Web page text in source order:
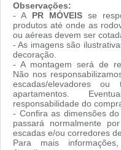
Observações:
- A PR MÓVEIS se
produtos até onde as
ou aéreas devem ser
- As imagens são
decoração.
- A montagem será de
Não nos
escadas/elevadores
apartamentos.
responsabilidade do
- Confira as dimensões
passará normalmente
escadas e/ou corredores
Para mais